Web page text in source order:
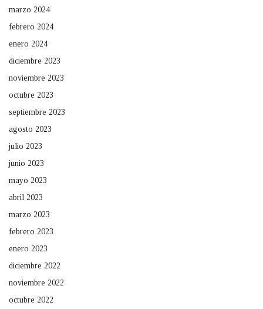
marzo 2024
febrero 2024
enero 2024
diciembre 2023
noviembre 2023
octubre 2023
septiembre 2023
agosto 2023
julio 2023
junio 2023
mayo 2023
abril 2023
marzo 2023
febrero 2023
enero 2023
diciembre 2022
noviembre 2022
octubre 2022